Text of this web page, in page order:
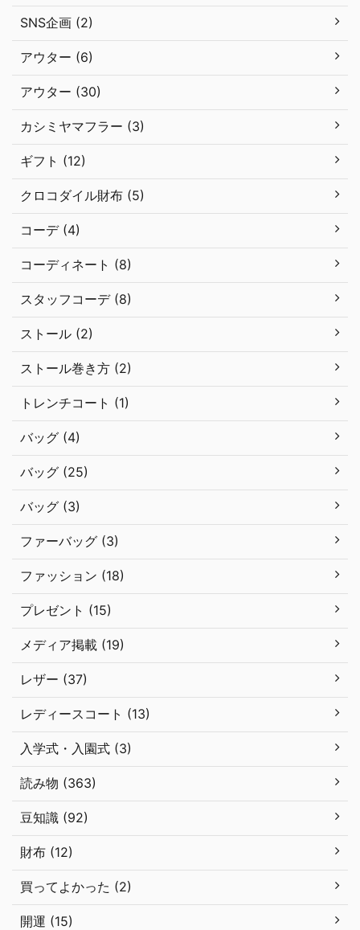
SNS企画 (2)
アウター (6)
アウター (30)
カシミヤマフラー (3)
ギフト (12)
クロコダイル財布 (5)
コーデ (4)
コーディネート (8)
スタッフコーデ (8)
ストール (2)
ストール巻き方 (2)
トレンチコート (1)
バッグ (4)
バッグ (25)
バッグ (3)
ファーバッグ (3)
ファッション (18)
プレゼント (15)
メディア掲載 (19)
レザー (37)
レディースコート (13)
入学式・入園式 (3)
読み物 (363)
豆知識 (92)
財布 (12)
買ってよかった (2)
開運 (15)